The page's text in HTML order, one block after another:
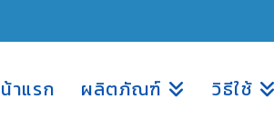
าแรก ผลิตภัณฑ์ วิธีใช้